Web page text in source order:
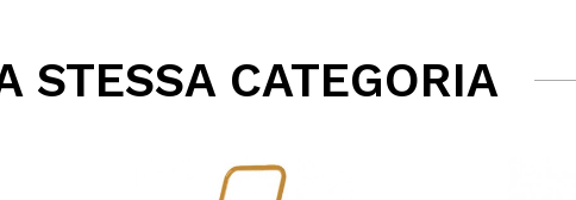
STESSA CATEGORIA